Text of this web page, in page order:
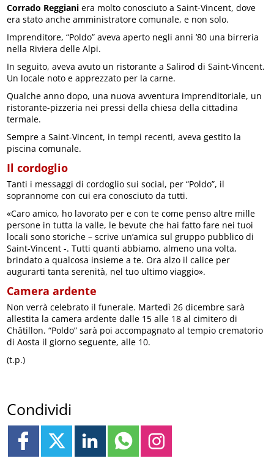
Corrado Reggiani era molto conosciuto a Saint-Vincent, dove
era stato anche amministratore comunale, e non solo.
Imprenditore, “Poldo” aveva aperto negli anni ’80 una birreria
nella Riviera delle Alpi.
In seguito, aveva avuto un ristorante a Salirod di Saint-Vincent.
Un locale noto e apprezzato per la carne.
Qualche anno dopo, una nuova avventura imprenditoriale, un
ristorante-pizzeria nei pressi della chiesa della cittadina
termale.
Sempre a Saint-Vincent, in tempi recenti, aveva gestito la
piscina comunale.
Il cordoglio
Tanti i messaggi di cordoglio sui social, per “Poldo”, il
soprannome con cui era conosciuto da tutti.
«Caro amico, ho lavorato per e con te come penso altre mille
persone in tutta la valle, le bevute che hai fatto fare nei tuoi
locali sono storiche – scrive un’amica sul gruppo pubblico di
Saint-Vincent -. Tutti quanti abbiamo, almeno una volta,
brindato a qualcosa insieme a te. Ora alzo il calice per
augurarti tanta serenità, nel tuo ultimo viaggio».
Camera ardente
Non verrà celebrato il funerale. Martedì 26 dicembre sarà
allestita la camera ardente dalle 15 alle 18 al cimitero di
Châtillon. “Poldo” sarà poi accompagnato al tempio crematorio
di Aosta il giorno seguente, alle 10.
(t.p.)
Condividi